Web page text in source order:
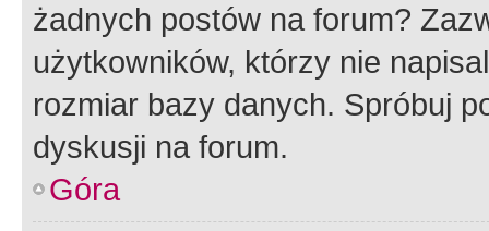
żadnych postów na forum?
użytkowników, którzy nie
rozmiar bazy danych. Spróbuj
dyskusji na forum.
Góra